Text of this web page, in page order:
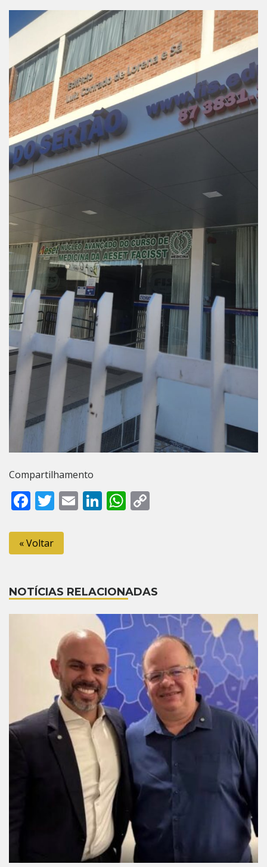
Compartilhamento
Facebook
Twitter
EmailLinkedIn
WhatsApp
« Voltar
NOTÍCIAS RELACIONADAS